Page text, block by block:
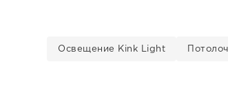
Освещение Kink Light